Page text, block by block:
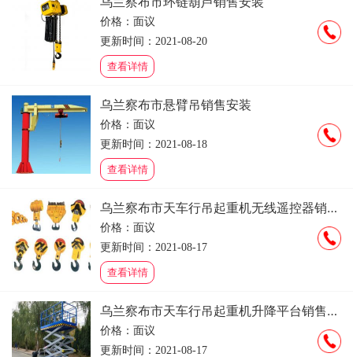
价格：面议
更新时间：2021-08-20
查看详情
乌兰察布市悬臂吊销售安装
价格：面议
更新时间：2021-08-18
查看详情
乌兰察布市天车行吊起重机无线遥控器销售安装维修租赁
价格：面议
更新时间：2021-08-17
查看详情
乌兰察布市天车行吊起重机升降平台销售安装维修租赁
价格：面议
更新时间：2021-08-17